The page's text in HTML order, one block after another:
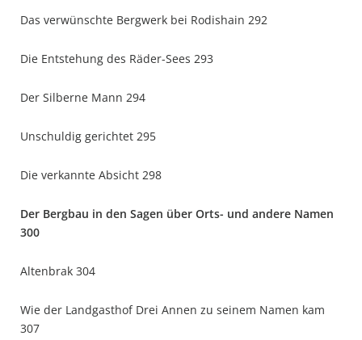
Das verwünschte Bergwerk bei Rodishain 292
Die Entstehung des Räder-Sees 293
Der Silberne Mann 294
Unschuldig gerichtet 295
Die verkannte Absicht 298
Der Bergbau in den Sagen über Orts- und andere Namen
300
Altenbrak 304
Wie der Landgasthof Drei Annen zu seinem Namen kam
307